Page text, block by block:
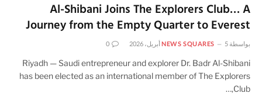
Al-Shibani Joins The Explorers Club… A
Journey from the Empty Quarter to Everest
بواسطة NEWS SQUARES 5 أبريل، 2026 0
Riyadh — Saudi entrepreneur and explorer Dr. Badr Al-Shibani
has been elected as an international member of The Explorers
Club,…